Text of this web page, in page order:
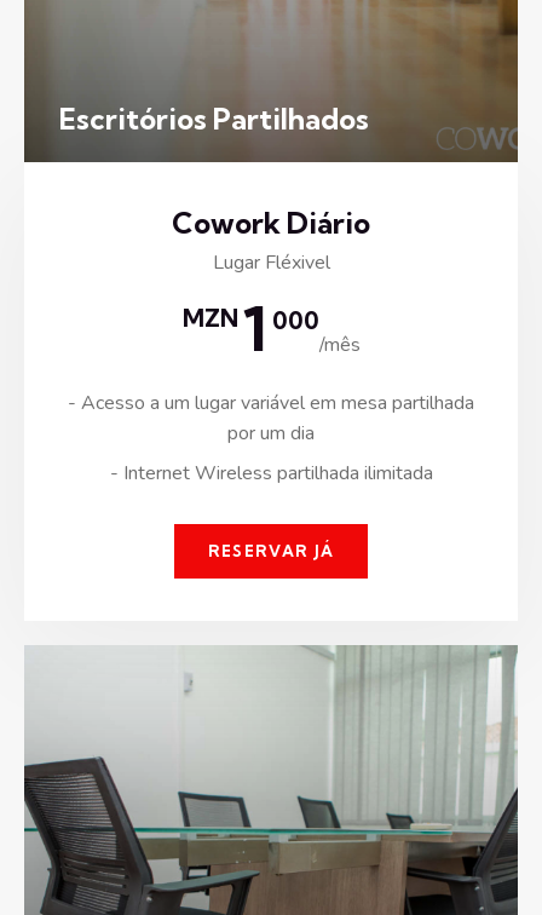
Escritórios Partilhados
Cowork Diário
Lugar Fléxivel
MZN 1 000
/mês
- Acesso a um lugar variável em mesa partilhada
por um dia
- Internet Wireless partilhada ilimitada
RESERVAR JÁ